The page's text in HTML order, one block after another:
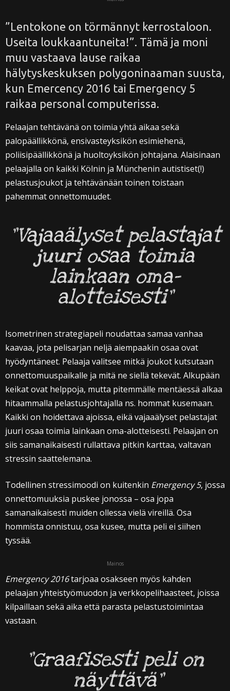
”Lentokone on törmännyt kerrostaloon.
Useita loukkaantuneita!”. Tämä ja moni
muu vastaava lause raikaa
hälytyskeskuksen polygoninaaman suusta,
kun Emercency 2016 tai Emergency 5
raikaa personal computerissa.
Pelaajan tehtävänä on toimia yhtä aikaa sekä
palopäällikkönä, ensivasteyksikön esimiehenä,
poliisipäällikkönä ja huoltoyksikön johtajana. Alaisinaan
pelaajalla on kaikki Kölnin ja Münchenin autistiset(!)
pelastusjoukot ja tehtävänään toinen toistaan
pahemmat onnettomuudet.
”Vajaaälyset pelastajat
juuri osaa toimia
lainkaan oma-
alotteisesti”
Isometrinen strategiapeli noudattaa samaa vanhaa
kaavaa, jota pelisarjan neljä aiempaakin osaa ovat
hyödyntäneet. Pelaaja valitsee mitkä joukot kutsutaan
onnettomuuspaikalle ja mitä ne siellä tekevät. Alkupään
keikat ovat helppoja, mutta pitemmälle mentäessä alkaa
hitaammalla pelastusjohtajalla ns. hommat kusemaan.
Kaikki on hoidettava ajoissa, eikä vajaaälyset pelastajat
juuri osaa toimia lainkaan oma-alotteisesti. Pelaajan on
siis samanaikaisesti rullattava pitkin karttaa, valtavan
stressin saattelemana.
Todellinen stressimoodi on kuitenkin Emergency 5, jossa
onnettomuuksia puskee jonossa – osa jopa
samanaikaisesti muiden ollessa vielä vireillä. Osa
hommista onnistuu, osa kusee, mutta peli ei siihen
tyssää.
Mainos
Emergency 2016tarjoaa osakseen myös kahden
pelaajan yhteistyömuodon ja verkkopelihaasteet, joissa
kilpaillaan sekä aika että parasta pelastustoimintaa
vastaan.
”Graafisesti peli on
näyttävä”